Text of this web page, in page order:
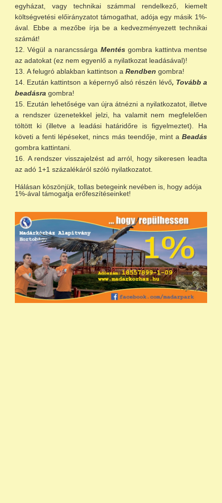
egyházat, vagy technikai számmal rendelkező, kiemelt
költségvetési előirányzatot támogathat, adója egy másik 1%-
ával. Ebbe a mezőbe írja be a kedvezményezett technikai
számát!
Végül a narancssárga Mentésgombra kattintva mentse
az adatokat (ez nem egyenlő a nyilatkozat leadásával)!
A felugró ablakban kattintson a Rendben gombra!
Ezután kattintson a képernyő alsó részén lévő, Tovább a
beadásra gombra!
Ezután lehetősége van újra átnézni a nyilatkozatot, illetve
a rendszer üzenetekkel jelzi, ha valamit nem megfelelően
töltött ki (illetve a leadási határidőre is figyelmeztet). Ha
követi a fenti lépéseket, nincs más teendője, mint a Beadás
gombra kattintani.
A rendszer visszajelzést ad arról, hogy sikeresen leadta
az adó 1+1 százalékáról szóló nyilatkozatot.
Hálásan köszönjük, tollas betegeink nevében is, hogy adója
1%-ával támogatja erőfeszítéseinket!